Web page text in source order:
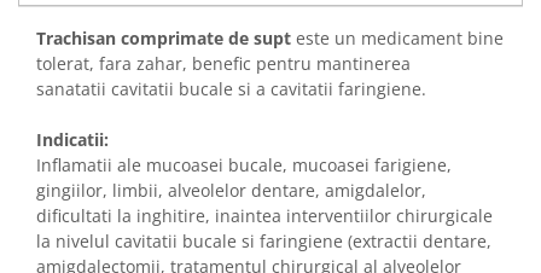
Trachisan comprimate de supt este un medicament bine
tolerat, fara zahar, benefic pentru mantinerea
sanatatii cavitatii bucale si a cavitatii faringiene.
Indicatii:
Inflamatii ale mucoasei bucale, mucoasei farigiene,
gingiilor, limbii, alveolelor dentare, amigdalelor,
dificultati la inghitire, inaintea interventiilor chirurgicale
la nivelul cavitatii bucale si faringiene (extractii dentare,
amigdalectomii, tratamentul chirurgical al alveolelor